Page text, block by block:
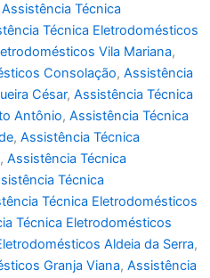
Assistência Técnica
Técnica Eletrodomésticos
Vila Mariana,
Consolação, Assistência
César, Assistência Técnica
Antônio, Assistência Técnica
, Assistência Técnica
, Assistência Técnica
Técnica
Técnica Eletrodomésticos
Técnica Eletrodomésticos
Aldeia da Serra,
Granja Viana, Assistência